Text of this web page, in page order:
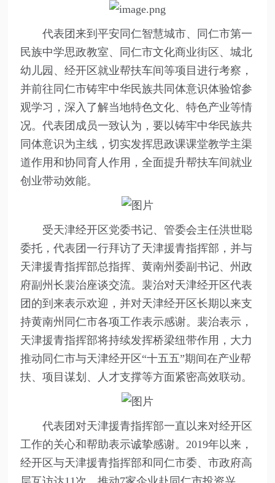
代表团来到平安同仁智慧城市、同仁市第一
民族中学思政教室、同仁市文化商业街区、城北
幼儿园、经开区就业帮扶车间等项目进行考察，
并前往同仁市铸牢中华民族共同体意识体验馆参
观学习，深入了解当地特色文化、特色产业等情
况。代表团成员一致认为，要以铸牢中华民族共
同体意识为主线，切实发挥思政课课堂教学主渠
道作用和协同育人作用，全面提升帮扶车间就业
创业带动效能。
受天津经开区党委书记、管委会主任洪世聪
委托，代表团一行拜访了天津援青指挥部，并与
天津援青指挥部总指挥、黄南州委副书记、州政
府副州长裴治座谈交流。裴治对天津经开区代表
团的到来表示欢迎，并对天津经开区长期以来支
持黄南州同仁市各项工作表示感谢。裴治表示，
天津援青指挥部将持续发挥桥梁纽带作用，大力
推动同仁市与天津经开区“十五五”期间在产业帮
扶、项目谋划、人才支撑等方面紧密高效联动。
代表团对天津援青指挥部一直以来对经开区
工作的关心和帮助表示诚挚感谢。2019年以来，
经开区与天津援青指挥部和同仁市委、市政府高